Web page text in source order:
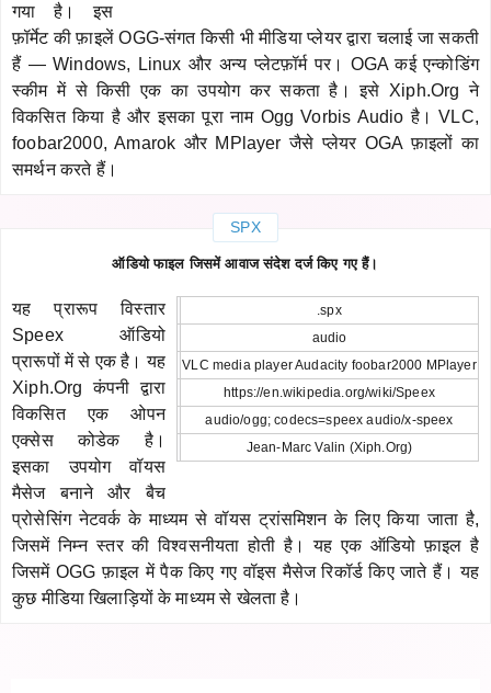
गया है। इस
फ़ॉर्मेट की फ़ाइलें OGG-संगत किसी भी मीडिया प्लेयर द्वारा चलाई जा सकती
हैं — Windows, Linux और अन्य प्लेटफ़ॉर्म पर। OGA कई एन्कोडिंग
स्कीम में से किसी एक का उपयोग कर सकता है। इसे Xiph.Org ने
विकसित किया है और इसका पूरा नाम Ogg Vorbis Audio है। VLC,
foobar2000, Amarok और MPlayer जैसे प्लेयर OGA फ़ाइलों का
समर्थन करते हैं।
SPX
ऑडियो फाइल जिसमें आवाज संदेश दर्ज किए गए हैं।
.spx
audio
VLC media player Audacity foobar2000 MPlayer
https://en.wikipedia.org/wiki/Speex
audio/ogg; codecs=speex audio/x-speex
Jean-Marc Valin (Xiph.Org)
यह प्रारूप विस्तार
Speex ऑडियो
प्रारूपों में से एक है। यह
Xiph.Org कंपनी द्वारा
विकसित एक ओपन
एक्सेस कोडेक है।
इसका उपयोग वॉयस
मैसेज बनाने और बैच
प्रोसेसिंग नेटवर्क के माध्यम से वॉयस ट्रांसमिशन के लिए किया जाता है,
जिसमें निम्न स्तर की विश्वसनीयता होती है। यह एक ऑडियो फ़ाइल है
जिसमें OGG फ़ाइल में पैक किए गए वॉइस मैसेज रिकॉर्ड किए जाते हैं। यह
कुछ मीडिया खिलाड़ियों के माध्यम से खेलता है।